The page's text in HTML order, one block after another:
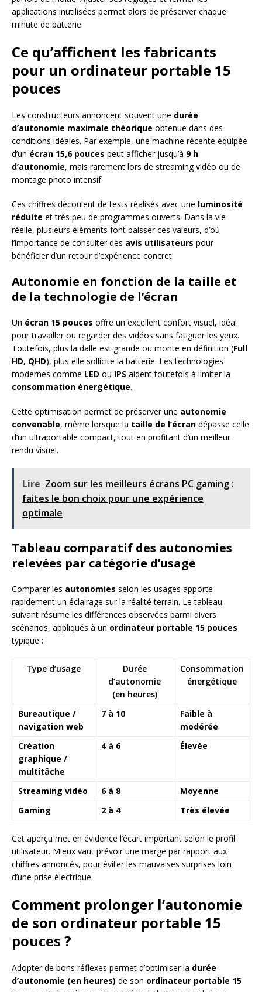
applications inutilisées permet alors de préserver chaque
minute de batterie.
Ce qu’affichent les fabricants
pour un ordinateur portable 15
pouces
Les constructeurs annoncent souvent une durée
d’autonomie maximale théorique obtenue dans des
conditions idéales. Par exemple, une machine récente équipée
d’un écran 15,6 pouces peut afficher jusqu’à 9 h
d’autonomie, mais rarement lors de streaming vidéo ou de
montage photo intensif.
Ces chiffres découlent de tests réalisés avec une luminosité
réduite et très peu de programmes ouverts. Dans la vie
réelle, plusieurs éléments font baisser ces valeurs, d’où
l’importance de consulter des avis utilisateurs pour
bénéficier d’un retour d’expérience concret.
Autonomie en fonction de la taille et
de la technologie de l’écran
Un écran 15 pouces offre un excellent confort visuel, idéal
pour travailler ou regarder des vidéos sans fatiguer les yeux.
Toutefois, plus la dalle est grande ou monte en définition (Full
HD, QHD), plus elle sollicite la batterie. Les technologies
modernes comme LED ou IPS aident toutefois à limiter la
consommation énergétique.
Cette optimisation permet de préserver une autonomie
convenable, même lorsque la taille de l’écran dépasse celle
d’un ultraportable compact, tout en profitant d’un meilleur
rendu visuel.
Lire Zoom sur les meilleurs écrans PC gaming :
faites le bon choix pour une expérience
optimale
Tableau comparatif des autonomies
relevées par catégorie d’usage
Comparer les autonomies selon les usages apporte
rapidement un éclairage sur la réalité terrain. Le tableau
suivant résume les différences observées parmi divers
scénarios, appliqués à un ordinateur portable 15 pouces
typique :
Type d’usage
Durée
d’autonomie
(en heures)
Consommation
énergétique
Bureautique /
navigation web
7 à 10
Faible à
modérée
Création
graphique /
multitâche
4 à 6 Élevée
Streaming vidéo 6 à 8
Moyenne
Gaming
2 à 4 Très élevée
Cet aperçu met en évidence l’écart important selon le profil
utilisateur. Mieux vaut prévoir une marge par rapport aux
chiffres annoncés, pour éviter les mauvaises surprises loin
d’une prise électrique.
Comment prolonger l’autonomie
de son ordinateur portable 15
pouces ?
Adopter de bons réflexes permet d’optimiser la durée
d’autonomie (en heures) de son ordinateur portable 15